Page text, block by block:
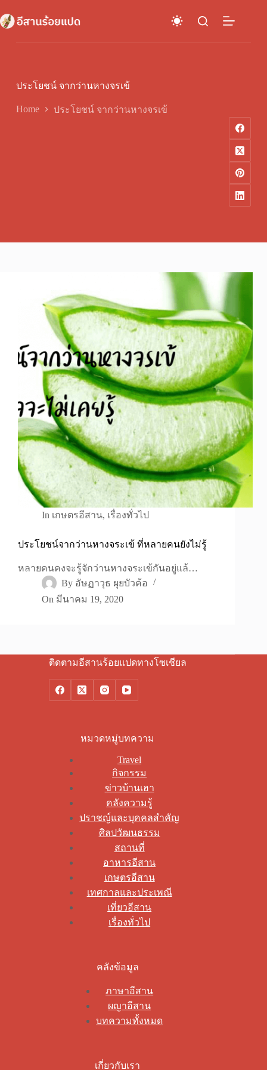
to
content
ประโยชน์ จากว่านหางจรเข้
Home ประโยชน์ จากว่านหางจรเข้
In เกษตรอีสาน, เรื่องทั่วไป
ประโยชน์จากว่านหางจระเข้ ที่หลายคนยังไม่รู้
หลายคนคงจะรู้จักว่านหางจระเข้กันอยู่แล้…
By อัษฏาวุธ ผุยบัวค้อ
On มีนาคม 19, 2020
ติดตามอีสานร้อยแปดทางโซเชียล
หมวดหมู่บทความ
Travel
กิจกรรม
ข่าวบ้านเฮา
คลังความรู้
ปราชญ์และบุคคลสำคัญ
ศิลปวัฒนธรรม
สถานที่
อาหารอีสาน
เกษตรอีสาน
เทศกาลและประเพณี
เที่ยวอีสาน
เรื่องทั่วไป
คลังข้อมูล
ภาษาอีสาน
ผญาอีสาน
บทความทั้งหมด
เกี่ยวกับเรา